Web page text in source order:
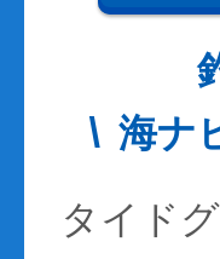
海ナ
タイド